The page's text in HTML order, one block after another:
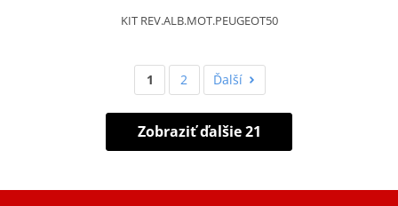
KIT REV.ALB.MOT.PEUGEOT50
1 2 Ďalší
Zobraziť ďalšie 21